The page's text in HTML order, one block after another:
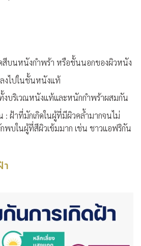
สีบนหนังกำพร้า หรือชั้นนอกของผิวหนัง
งไปในชั้นหนังแท้
งบริเวณหนังแท้และหนักกำพร้าผสมกัน
: ฝ้าที่มักเกิดในผู้ที่มีผิวคล้ำมากจนไม่
พบในผู้ที่สีผิวเข้มมาก เช่น ชาวแอฟริกัน
า